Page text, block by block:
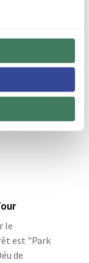
ont à leur
votre
le
est "Park
de